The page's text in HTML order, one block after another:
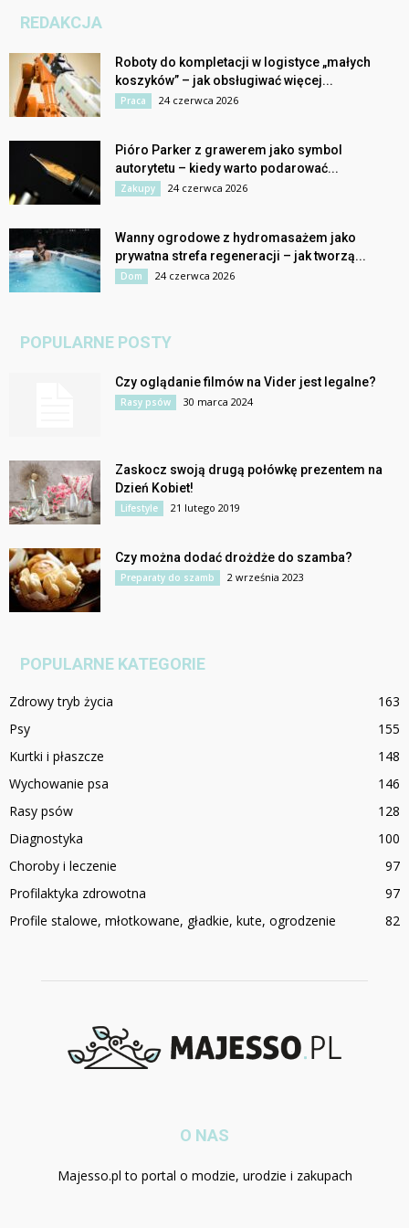
REDAKCJA
Roboty do kompletacji w logistyce „małych
koszyków” – jak obsługiwać więcej...
Praca 24 czerwca 2026
Pióro Parker z grawerem jako symbol
autorytetu – kiedy warto podarować...
Zakupy 24 czerwca 2026
Wanny ogrodowe z hydromasażem jako
prywatna strefa regeneracji – jak tworzą...
Dom 24 czerwca 2026
POPULARNE POSTY
Czy oglądanie filmów na Vider jest legalne?
Rasy psów 30 marca 2024
Zaskocz swoją drugą połówkę prezentem na
Dzień Kobiet!
Lifestyle 21 lutego 2019
Czy można dodać drożdże do szamba?
Preparaty do szamb 2 września 2023
POPULARNE KATEGORIE
Zdrowy tryb życia
163
Psy
155
Kurtki i płaszcze
148
Wychowanie psa
146
Rasy psów
128
Diagnostyka
100
Choroby i leczenie
97
Profilaktyka zdrowotna
97
Profile stalowe, młotkowane, gładkie, kute, ogrodzenie
82
O NAS
Majesso.pl to portal o modzie, urodzie i zakupach